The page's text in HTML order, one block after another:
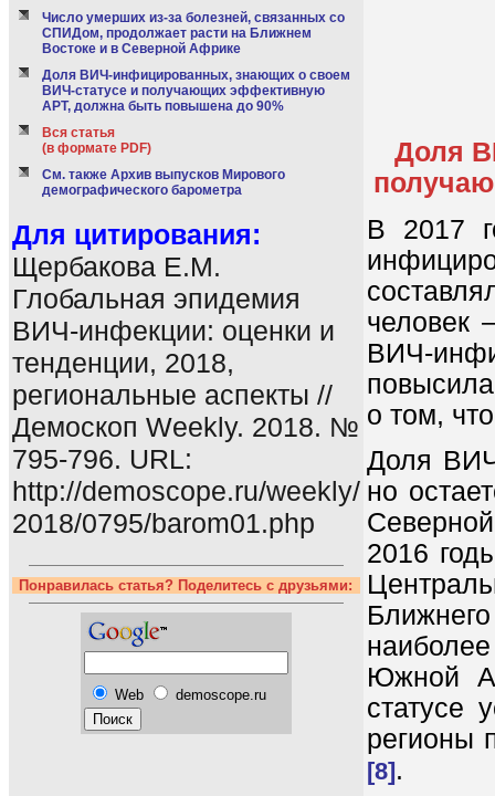
Число умерших из-за болезней, связанных со
СПИДом, продолжает расти на Ближнем
Востоке и в Северной Африке
Доля ВИЧ-инфицированных, знающих о своем
ВИЧ-статусе и получающих эффективную
АРТ, должна быть повышена до 90%
Вся статья
(в формате PDF)
См. также Архив выпусков Мирового
демографического барометра
Для цитирования:
Щербакова Е.М.
Глобальная эпидемия
ВИЧ-инфекции: оценки и
тенденции, 2018,
региональные аспекты //
Демоскоп Weekly. 2018. №
795-796. URL:
http://demoscope.ru/weekly/
2018/0795/barom01.php
Понравилась статья? Поделитесь с друзьями:
Web demoscope.ru
Доля
В 2017
человек
ВИЧ-
о том,
Доля
но
2016
Южной
статусе
регионы
[8].